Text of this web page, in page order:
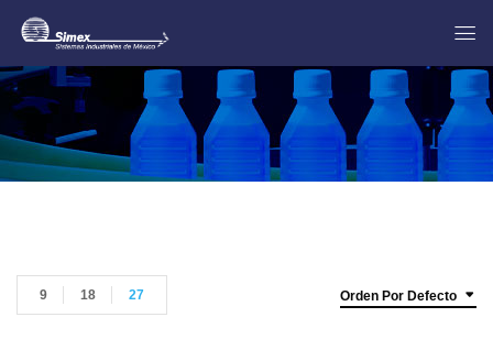
Orden Por Defecto
9 18 27